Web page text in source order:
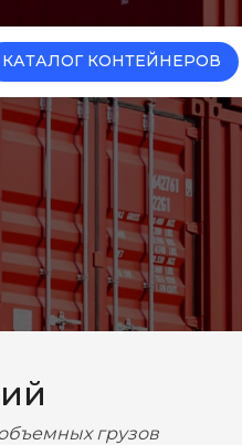
КАТАЛОГ КОНТЕЙНЕРОВ
грузов